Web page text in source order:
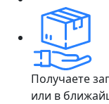
Получаете
или в